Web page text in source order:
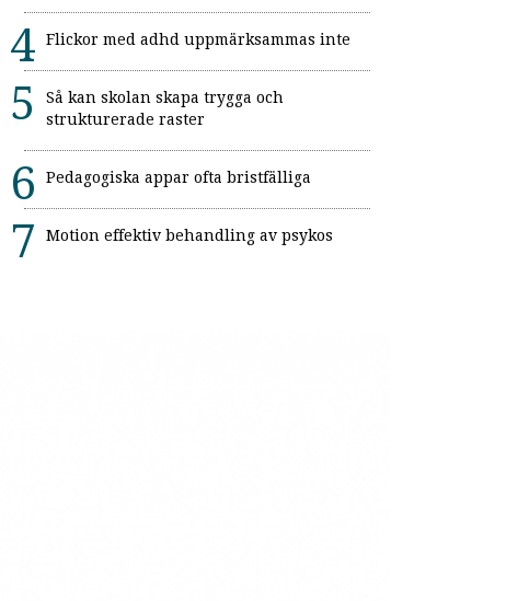
Flickor med adhd uppmärksammas inte
Så kan skolan skapa trygga och
strukturerade raster
Pedagogiska appar ofta bristfälliga
Motion effektiv behandling av psykos